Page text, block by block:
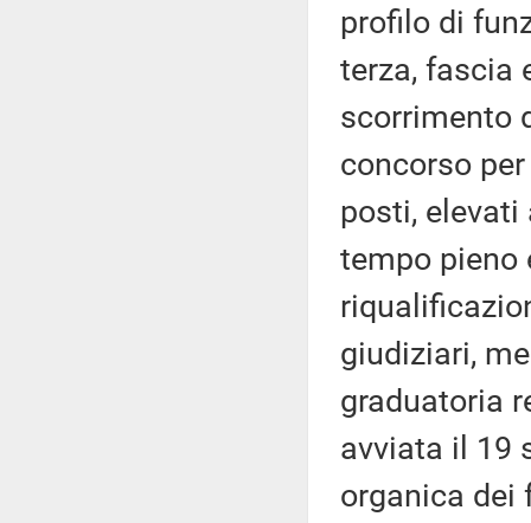
profilo di
terza, fascia
scorrimento
concorso
posti, elevati
tempo pieno
giudiziari,
graduatoria
avviata il 19
organica dei